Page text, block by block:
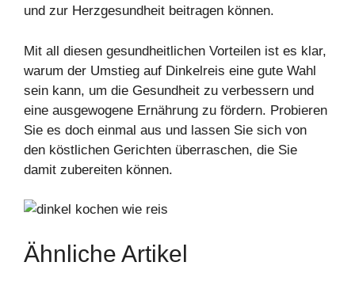
und zur Herzgesundheit beitragen können.
Mit all diesen gesundheitlichen Vorteilen ist es klar,
warum der Umstieg auf Dinkelreis eine gute Wahl
sein kann, um die Gesundheit zu verbessern und
eine ausgewogene Ernährung zu fördern. Probieren
Sie es doch einmal aus und lassen Sie sich von
den köstlichen Gerichten überraschen, die Sie
damit zubereiten können.
Ähnliche Artikel